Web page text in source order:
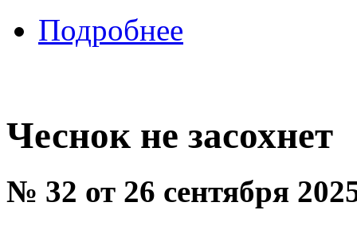
Подробнее
Чеснок не засохнет
№ 32 от 26 сентября